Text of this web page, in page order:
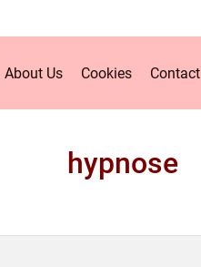
About Us Cookies Contact
hypnose